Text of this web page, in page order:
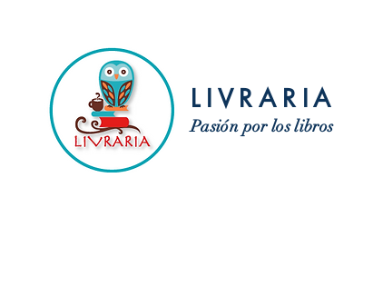
LIVRARIA
Pasión por los libros